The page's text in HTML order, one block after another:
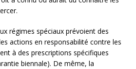
régimes spéciaux prévoient des
actions en responsabilité contre les
à des prescriptions spécifiques
biennale). De même, la